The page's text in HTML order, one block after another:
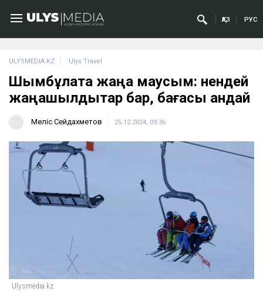
ҚАЗ РУС
ULYSMEDIA.KZ Ulys Travel
Шымбұлақта жаңа маусым: нендей
жаңашылдықтар бар, бағасы қандай
Меліс Сейдахметов 25.12.2024, 09:36
Ulysmedia.kz